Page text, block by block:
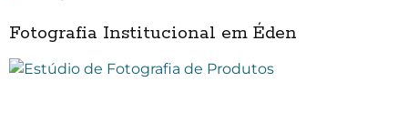
Fotografia Institucional em Éden